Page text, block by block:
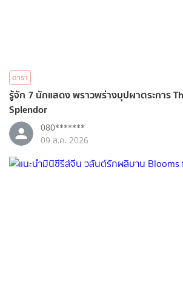
ดารา
รู้จัก 7 นักแสดง พราวพร่างบุปผาตระการ
Splendor
080*******
09 ส.ค. 2026